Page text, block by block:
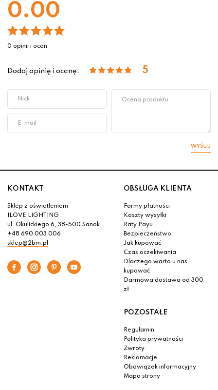
0.00
0 opinii i ocen
Dodaj opinię i ocenę: 5
WYŚLIJ
KONTAKT
Sklep z oświetleniem
ILOVE LIGHTING
ul. Okulickiego 6, 38-500 Sanok
+48 690 003 006
sklep@2bm.pl
OBSŁUGA KLIENTA
Formy płatności
Koszty wysyłki
Raty Payu
Bezpieczeństwo
Jak kupować
Czas oczekiwania
Dlaczego warto u nas
kupować
Darmowa dostawa od 300
zł
POZOSTAŁE
Regulamin
Polityka prywatności
Zwroty
Reklamacje
Obowiązek informacyjny
Mapa strony